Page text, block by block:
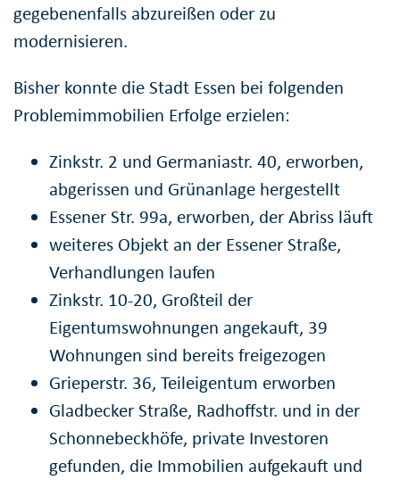
gegebenenfalls abzureißen oder zu
modernisieren.
Bisher konnte die Stadt Essen bei folgenden
Problemimmobilien Erfolge erzielen:
Zinkstr. 2 und Germaniastr. 40, erworben,
abgerissen und Grünanlage hergestellt
Essener Str. 99a, erworben, der Abriss läuft
weiteres Objekt an der Essener Straße,
Verhandlungen laufen
Zinkstr. 10-20, Großteil der
Eigentumswohnungen angekauft, 39
Wohnungen sind bereits freigezogen
Grieperstr. 36, Teileigentum erworben
Gladbecker Straße, Radhoffstr. und in der
Schonnebeckhöfe, private Investoren
gefunden, die Immobilien aufgekauft und